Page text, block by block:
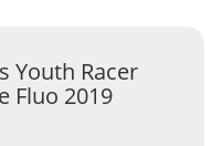
Youth Racer
Fluo 2019